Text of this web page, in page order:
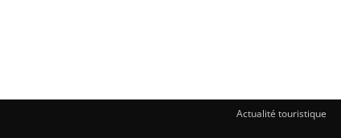
Actualité touristique